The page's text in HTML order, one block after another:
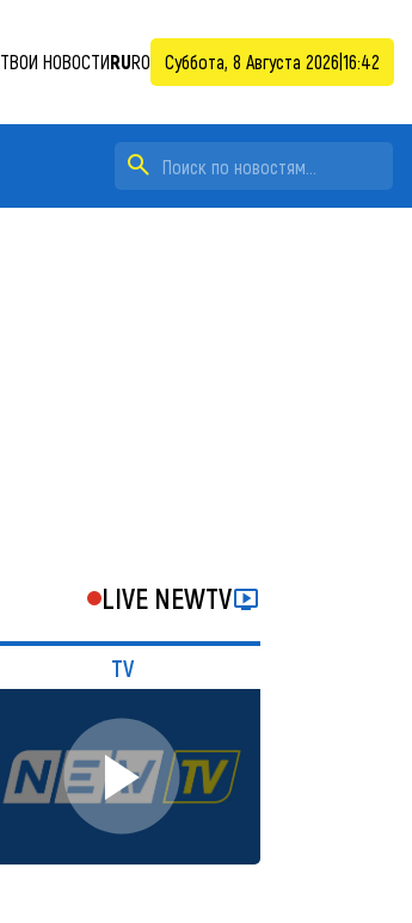
ТВОИ НОВОСТИRURO Суббота, 8 Августа 2026 16:42
LIVE NEWTV
TV